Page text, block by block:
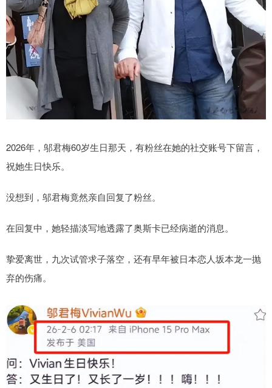
2026年，邬君梅60岁生日那天，有粉丝在她的社交账号下留言，
祝她生日快乐。
没想到，邬君梅竟然亲自回复了粉丝。
在回复中，她轻描淡写地透露了奥斯卡已经病逝的消息。
挚爱离世，九次试管求子落空，还有早年被日本恋人坂本龙一抛
弃的伤痛。